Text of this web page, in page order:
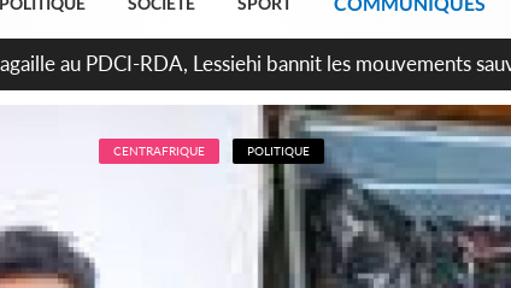
des sanctions contre les déguerpissements illégaux
CENTRAFRIQUE POLITIQUE